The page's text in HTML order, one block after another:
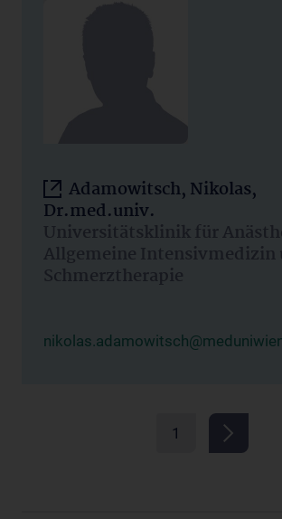
Adamowitsch, Nikolas,
Dr.med.univ.
Universitätsklinik für
Allgemeine Intensivmedizin
Schmerztherapie
1